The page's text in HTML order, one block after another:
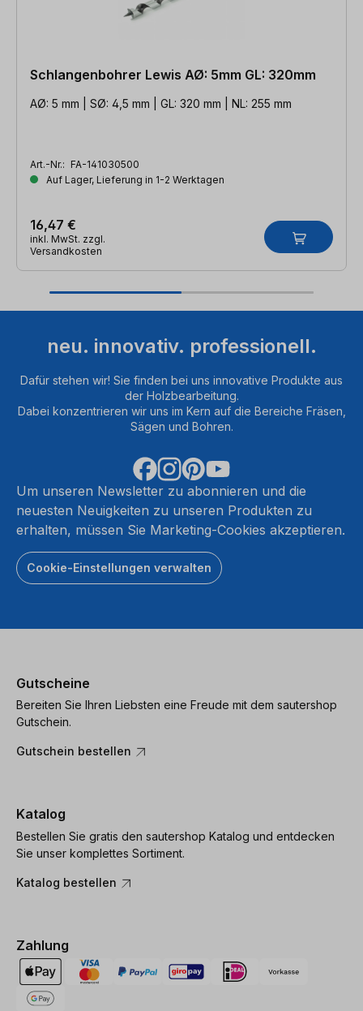
Schlangenbohrer Lewis AØ: 5mm GL: 320mm
AØ: 5 mm | SØ: 4,5 mm | GL: 320 mm | NL: 255 mm
Art.-Nr.: FA-141030500
Auf Lager, Lieferung in 1-2 Werktagen
16,47 €
inkl. MwSt. zzgl.
Versandkosten
neu. innovativ. professionell.
Dafür stehen wir! Sie finden bei uns innovative Produkte aus
der Holzbearbeitung.
Dabei konzentrieren wir uns im Kern auf die Bereiche Fräsen,
Sägen und Bohren.
Um unseren Newsletter zu abonnieren und die
neuesten Neuigkeiten zu unseren Produkten zu
erhalten, müssen Sie Marketing-Cookies akzeptieren.
Cookie-Einstellungen verwalten
Gutscheine
Bereiten Sie Ihren Liebsten eine Freude mit dem sautershop
Gutschein.
Gutschein bestellen
Katalog
Bestellen Sie gratis den sautershop Katalog und entdecken
Sie unser komplettes Sortiment.
Katalog bestellen
Zahlung